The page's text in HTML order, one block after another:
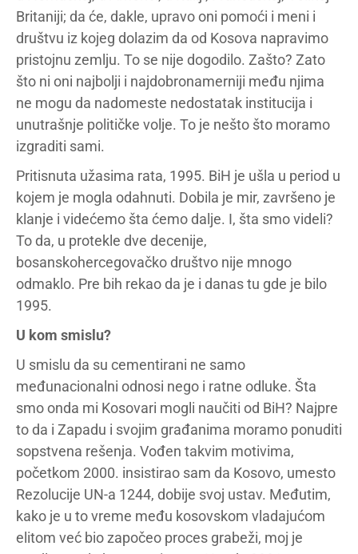
Britaniji; da će, dakle, upravo oni pomoći i meni i
društvu iz kojeg dolazim da od Kosova napravimo
pristojnu zemlju. To se nije dogodilo. Zašto? Zato
što ni oni najbolji i najdobronamerniji među njima
ne mogu da nadomeste nedostatak institucija i
unutrašnje političke volje. To je nešto što moramo
izgraditi sami.
Pritisnuta užasima rata, 1995. BiH je ušla u period u
kojem je mogla odahnuti. Dobila je mir, završeno je
klanje i videćemo šta ćemo dalje. I, šta smo videli?
To da, u protekle dve decenije,
bosanskohercegovačko društvo nije mnogo
odmaklo. Pre bih rekao da je i danas tu gde je bilo
1995.
U kom smislu?
U smislu da su cementirani ne samo
međunacionalni odnosi nego i ratne odluke. Šta
smo onda mi Kosovari mogli naučiti od BiH? Najpre
to da i Zapadu i svojim građanima moramo ponuditi
sopstvena rešenja. Vođen takvim motivima,
početkom 2000. insistirao sam da Kosovo, umesto
Rezolucije UN-a 1244, dobije svoj ustav. Međutim,
kako je u to vreme među kosovskom vladajućom
elitom već bio započeo proces grabeži, moj je